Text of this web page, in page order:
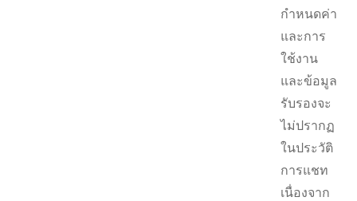
กำหนดค่า
และการ
ใช้งาน
และข้อมูล
รับรองจะ
ไม่ปรากฏ
ในประวัติ
การแชท
เนื่องจาก